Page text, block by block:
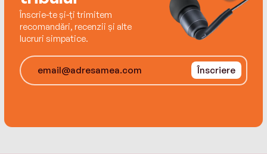
Înscrie-te și-ți trimitem
recomandări, recenzii și alte
lucruri simpatice.
Înscriere